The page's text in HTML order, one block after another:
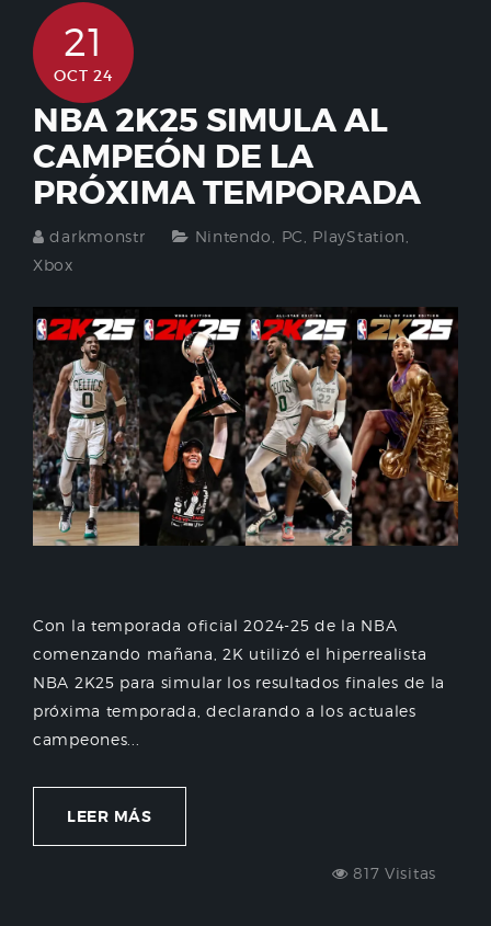
21
OCT 24
NBA 2K25 SIMULA AL
CAMPEÓN DE LA
PRÓXIMA TEMPORADA
darkmonstr Nintendo PC PlayStation
Xbox
Con la temporada oficial 2024-25 de la NBA
comenzando mañana, 2K utilizó el hiperrealista
NBA 2K25 para simular los resultados finales de la
próxima temporada, declarando a los actuales
campeones...
LEER MÁS
817 Visitas